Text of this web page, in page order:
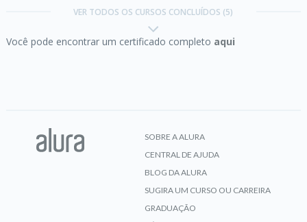
VER TODOS OS CURSOS CONCLUÍDOS (5)
Você pode encontrar um certificado completo aqui
SOBRE A ALURA
CENTRAL DE AJUDA
BLOG DA ALURA
SUGIRA UM CURSO OU CARREIRA
GRADUAÇÃO